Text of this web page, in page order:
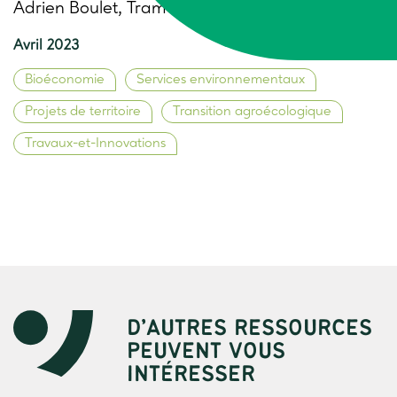
Adrien Boulet, Trame
Avril 2023
Bioéconomie Services environnementaux
Projets de territoire Transition agroécologique
Travaux-et-Innovations
D’AUTRES RESSOURCES
PEUVENT VOUS
INTÉRESSER